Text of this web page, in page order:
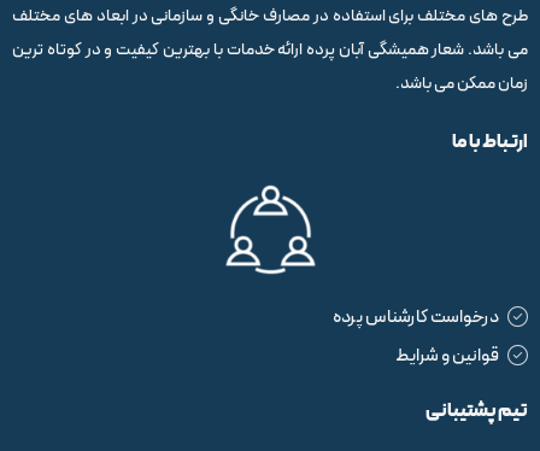
طرح های مختلف برای استفاده در مصارف خانگی و سازمانی در ابعاد های مختلف
می باشد. شعار همیشگی آبان پرده ارائه خدمات با بهترین کیفیت و در کوتاه ترین
زمان ممکن می باشد.
ارتباط با ما
درخواست کارشناس پرده
قوانین و شرایط
تیم پشتیبانی